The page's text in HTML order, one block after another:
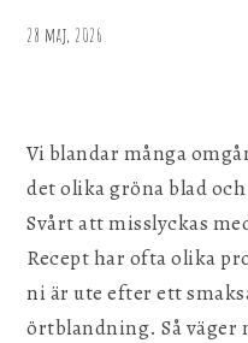
& citron
28 maj, 2026
Vi blandar många
det olika gröna blad
Svårt att misslyckas
Recept har ofta olika
ni är ute efter ett
örtblandning. Så
Genom att dela ditt
Spara